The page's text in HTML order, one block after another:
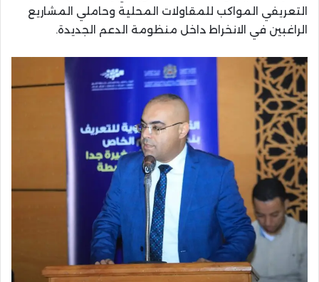
التعريفي المواكب للمقاولات المحلية وحاملي المشاريع
الراغبين في الانخراط داخل منظومة الدعم الجديدة.